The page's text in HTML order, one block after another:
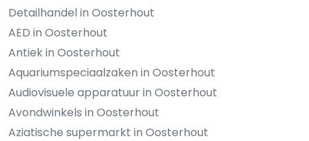
Detailhandel in Oosterhout
AED in Oosterhout
Antiek in Oosterhout
Aquariumspeciaalzaken in Oosterhout
Audiovisuele apparatuur in Oosterhout
Avondwinkels in Oosterhout
Aziatische supermarkt in Oosterhout